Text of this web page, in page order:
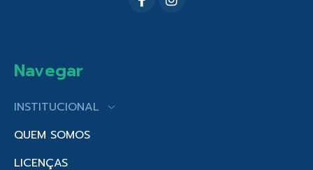
Navegar
INSTITUCIONAL
QUEM SOMOS
LICENÇAS